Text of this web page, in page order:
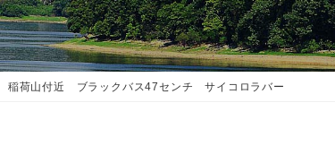
荷山付近 ブラックバス47センチ サイコロラバー